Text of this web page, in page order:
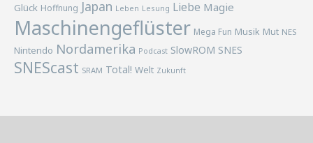
Glück Hoffnung Japan Leben Lesung Liebe Magie
Maschinengeflüster Mega Fun Musik Mut NES
Nintendo Nordamerika Podcast SlowROM SNES
SNEScast SRAM Total! Welt Zukunft